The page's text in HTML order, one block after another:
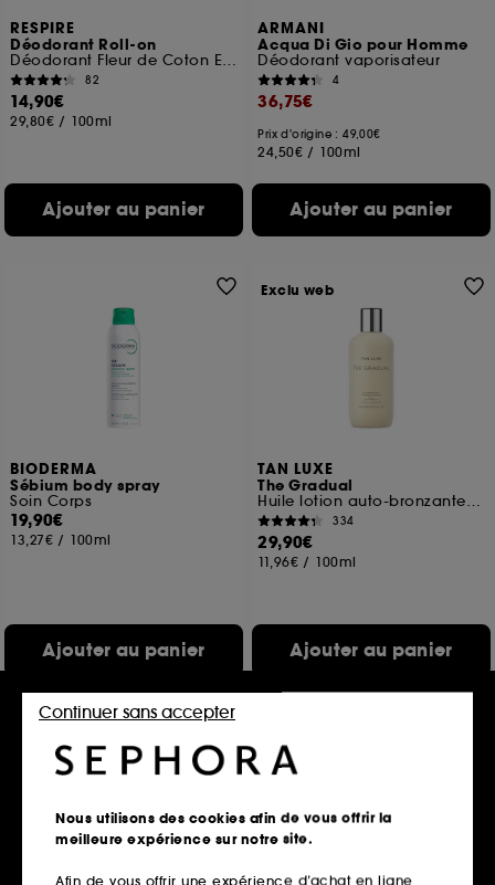
RESPIRE
Déodorant Roll-on
Déodorant Fleur de Coton Efficacité 24H
82
14,90€
29,80€ / 100ml
Ajouter au panier
ARMANI
Acqua Di Gio pour Homme
Déodorant vaporisateur
4
36,75€
Prix d'origine : 49,00€
24,50€ / 100ml
Ajouter au panier
BIODERMA
Sébium body spray
Soin Corps
19,90€
13,27€ / 100ml
Ajouter au panier
TAN LUXE
The Gradual
Huile lotion auto-bronzante progressive
334
29,90€
11,96€ / 100ml
Ajouter au panier
Exclu web
Nous utilisons des cookies afin de vous offrir la
meilleure expérience sur notre site.
Afin de vous offrir une expérience d’achat en ligne
Continuer sans accepter